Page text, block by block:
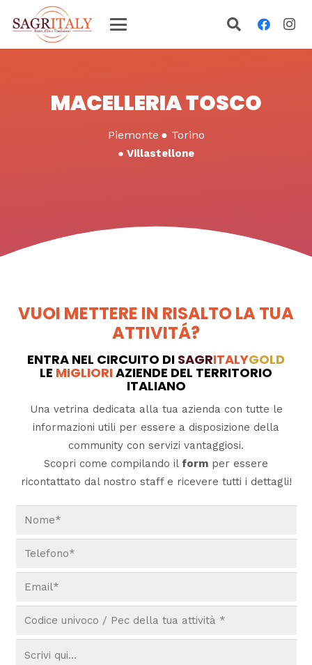
MACELLERIA TOSCO
Piemonte ● Torino
● Villastellone
VUOI METTERE IN RISALTO LA TUA
ATTIVITÁ?
ENTRA NEL CIRCUITO DI SAGRITALYGOLD
LE MIGLIORIAZIENDE DEL TERRITORIO
ITALIANO
Una vetrina dedicata alla tua azienda con tutte le
informazioni utili per essere a disposizione della
community con servizi vantaggiosi.
Scopri come compilando il form per essere
ricontattato dal nostro staff e ricevere tutti i dettagli!